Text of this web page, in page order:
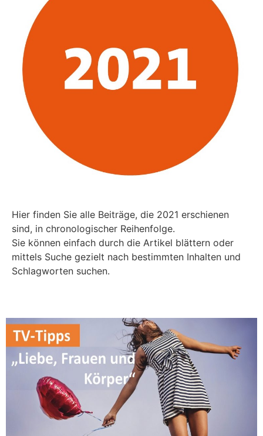
Hier finden Sie alle Beiträge, die 2021 erschienen
sind, in chronologischer Reihenfolge.
Sie können einfach durch die Artikel blättern oder
mittels Suche gezielt nach bestimmten Inhalten und
Schlagworten suchen.